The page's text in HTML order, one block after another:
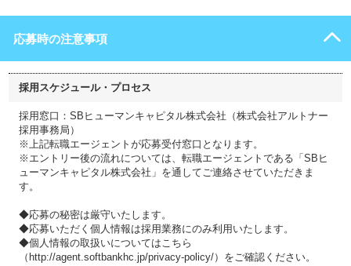
応募時の注意事項
採用スケジュール・プロセス
採用窓口：SBヒューマンキャピタル株式会社（株式会社アルトナー
採用事務局）
※上記転職エージェントが応募受付窓口となります。
※エントリー後の流れについては、転職エージェントである「SBヒ
ューマンキャピタル株式会社」を通してご連絡させていただきま
す。
◆応募の秘密は厳守いたします。
◆応募いただく個人情報は採用業務にのみ利用いたします。
◆個人情報の取扱いについてはこちら
（http://agent.softbankhc.jp/privacy-policy/）をご確認ください。